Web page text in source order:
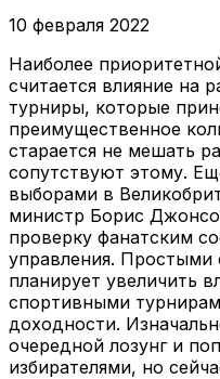
10 февраля 2022
Наиболее
считается влияние на
турниры, которые
преимущественное
старается не мешать
сопутствуют этому.
выборами в
министр Борис
проверку фанатским
управления. Простыми
планирует увеличить
спортивными
доходности.
очередной лозунг и
избирателями, но